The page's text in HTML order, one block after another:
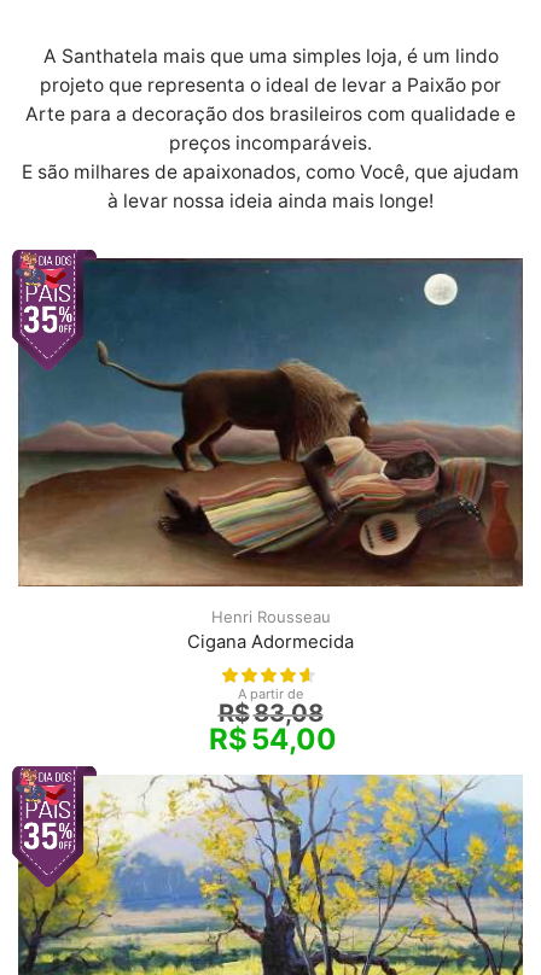
A Santhatela mais que uma simples loja, é um lindo
projeto que representa o ideal de levar a Paixão por
Arte para a decoração dos brasileiros com qualidade e
preços incomparáveis.
E são milhares de apaixonados, como Você, que ajudam
à levar nossa ideia ainda mais longe!
Henri Rousseau
Cigana Adormecida
A partir de
R$83,08
R$54,00